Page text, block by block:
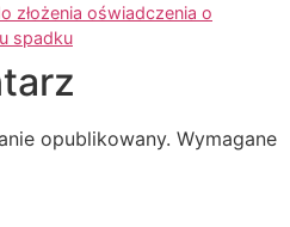
złożenia oświadczenia o
spadku
opublikowany. Wymagane